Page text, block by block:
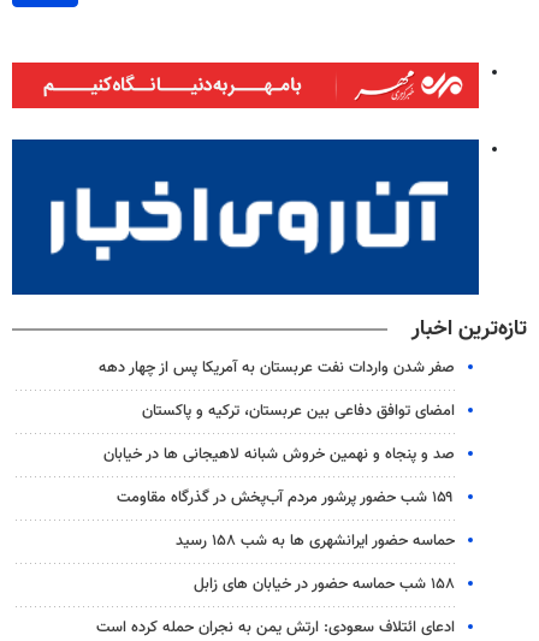
تازه‌ترین اخبار
صفر شدن واردات نفت عربستان به آمریکا پس از چهار دهه
امضای توافق دفاعی بین عربستان، ترکیه و پاکستان
صد و پنجاه و نهمین خروش شبانه لاهیجانی ها در خیابان
۱۵۹ شب حضور پرشور مردم آب‌پخش در گذرگاه مقاومت
حماسه حضور ایرانشهری ها به شب ۱۵۸ رسید
۱۵۸ شب حماسه حضور در خیابان های زابل
ادعای ائتلاف سعودی: ارتش یمن به نجران حمله کرده است